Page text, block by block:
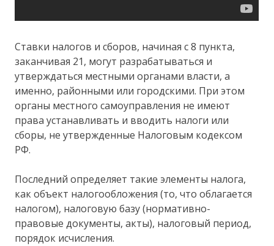
Ставки налогов и сборов, начиная с 8 пункта,
заканчивая 21, могут разрабатываться и
утверждаться местными органами власти, а
именно, районными или городскими. При этом
органы местного самоуправления не имеют
права устанавливать и вводить налоги или
сборы, не утвержденные Налоговым кодексом
РФ.
Последний определяет такие элементы налога,
как объект налогообложения (то, что облагается
налогом), налоговую базу (нормативно-
правовые документы, акты), налоговый период,
порядок исчисления.